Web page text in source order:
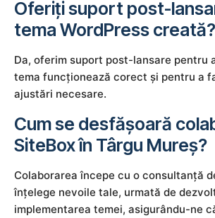
Oferiți suport post-
tema WordPress creată?
Da, oferim suport post-lansare pentru
tema funcționează corect și pentru a
ajustări necesare.
Cum se desfășoară
SiteBox în Târgu Mureș?
Colaborarea începe cu o consultanță
înțelege nevoile tale, urmată de
implementarea temei, asigurându-ne